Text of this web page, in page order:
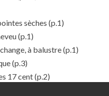
sèches (p.1)
(p.1)
à balustre(p.1)
(p.3)
17 cent(p.2)